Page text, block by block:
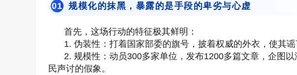
01 规模化的抹黑，暴露的是手段的卑劣与心虚
首先，这场行动的特征极其鲜明：
1. 伪装性：打着国家部委的旗号，披着权威的外衣，使其
2. 规模性：动员300多家单位，发布1200多篇文章，企图
民声讨的假象。